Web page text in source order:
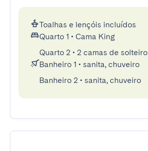
Toalhas e lençóis incluídos
Quarto 1 • Cama King
Quarto 2 • 2 camas de solteiro
Banheiro 1 • sanita, chuveiro
Banheiro 2 • sanita, chuveiro